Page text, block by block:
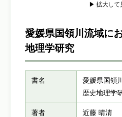
▶ 拡大して
愛媛県国領川流域に
地理学研究
書名
愛媛県国領
歴史地理学
著者 近藤 晴清